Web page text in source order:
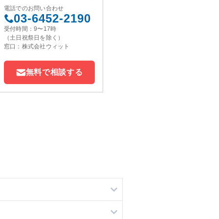
電話でのお問い合わせ
03-6452-2190
受付時間：9〜17時
（土日祝祭日を除く）
窓口：株式会社ウィット
無料で相談する